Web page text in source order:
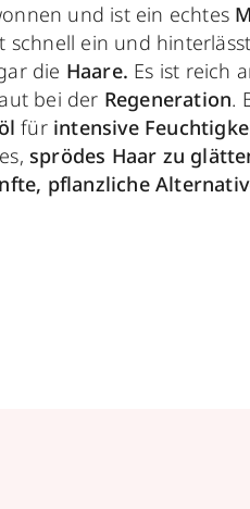
und ist ein echtes
schnell ein und
die Haare. Es ist reich
bei der Regeneration.
für intensive
sprödes Haar zu
pflanzliche